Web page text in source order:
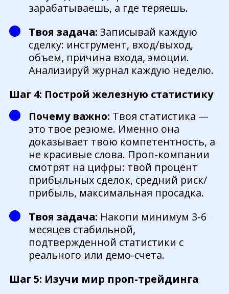
зарабатываешь, а где теряешь.
Твоя задача: Записывай каждую
сделку: инструмент, вход/выход,
объем, причина входа, эмоции.
Анализируй журнал каждую неделю.
Шаг 4: Построй железную статистику
Почему важно: Твоя статистика —
это твое резюме. Именно она
доказывает твою компетентность, а
не красивые слова. Проп-компании
смотрят на цифры: твой процент
прибыльных сделок, средний риск/
прибыль, максимальная просадка.
Твоя задача: Накопи минимум 3-6
месяцев стабильной,
подтвержденной статистики с
реального или демо-счета.
Шаг 5: Изучи мир проп-трейдинга